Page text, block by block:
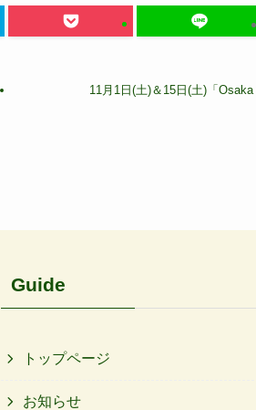
11月1日(土)＆15日(土)「
Guide
トップページ
お知らせ